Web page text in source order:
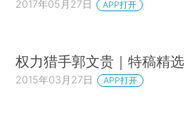
2017年05月27日 APP打开
权力猎手郭文贵｜特稿精选
2015年03月27日 APP打开